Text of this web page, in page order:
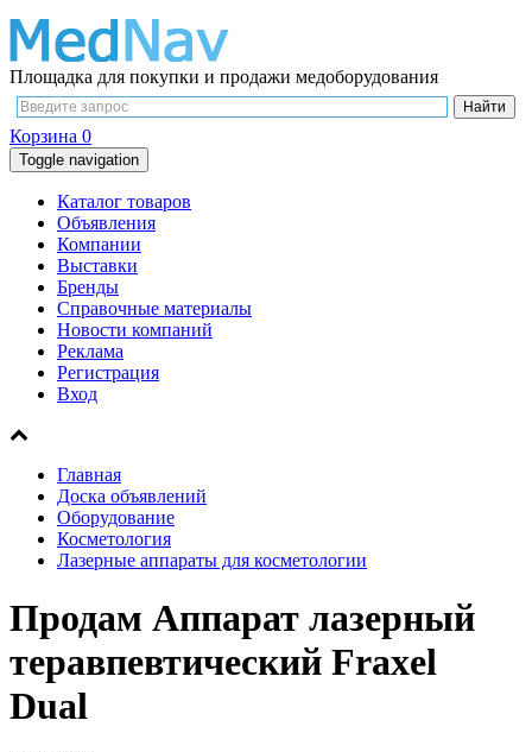
Площадка для покупки и продажи медоборудования
Корзина 0
Toggle navigation
Каталог товаров
Объявления
Компании
Выставки
Бренды
Справочные материалы
Новости компаний
Реклама
Регистрация
Вход
Главная
Доска объявлений
Оборудование
Косметология
Лазерные аппараты для косметологии
Продам Аппарат лазерный
теравпевтический Fraxel
Dual